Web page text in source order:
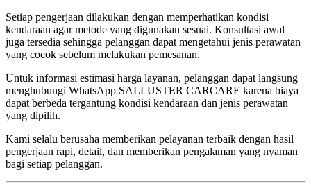
Setiap pengerjaan dilakukan dengan memperhatikan kondisi
kendaraan agar metode yang digunakan sesuai. Konsultasi awal
juga tersedia sehingga pelanggan dapat mengetahui jenis perawatan
yang cocok sebelum melakukan pemesanan.
Untuk informasi estimasi harga layanan, pelanggan dapat langsung
menghubungi WhatsApp SALLUSTER CARCARE karena biaya
dapat berbeda tergantung kondisi kendaraan dan jenis perawatan
yang dipilih.
Kami selalu berusaha memberikan pelayanan terbaik dengan hasil
pengerjaan rapi, detail, dan memberikan pengalaman yang nyaman
bagi setiap pelanggan.